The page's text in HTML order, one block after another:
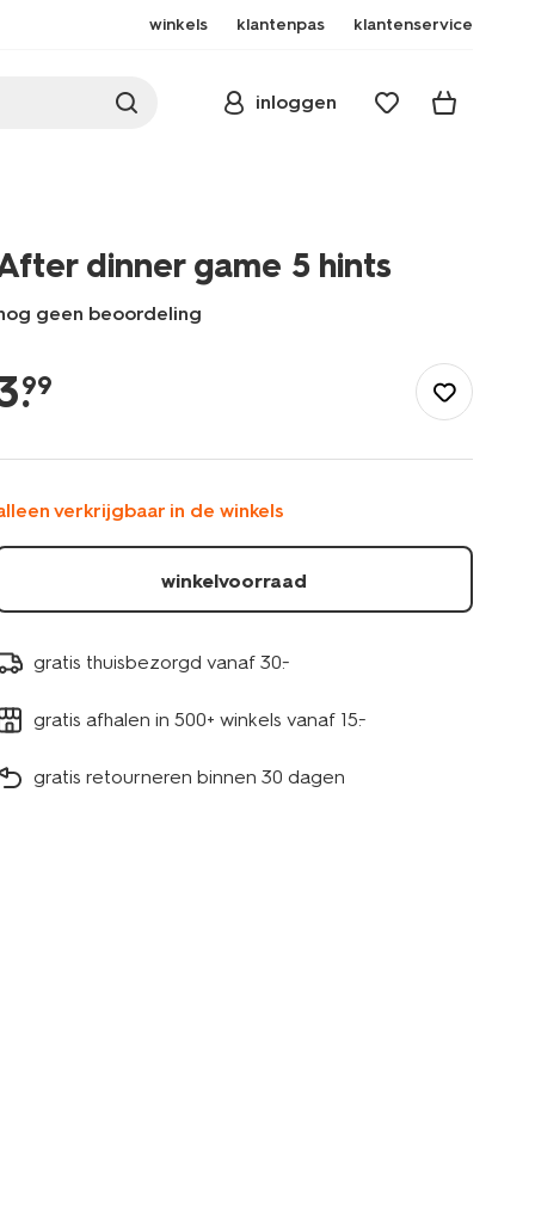
winkels klantenpas klantenservice
inloggen
dinner game 5 hints
geen beoordeling
.
99
verkrijgbaar in de winkels
winkelvoorraad
gratis thuisbezorgd vanaf 30.-
gratis afhalen in 500+ winkels vanaf 15.-
gratis retourneren binnen 30 dagen